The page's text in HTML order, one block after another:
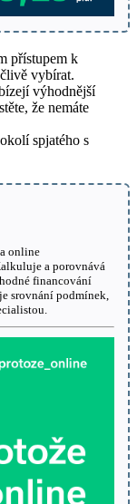
přístupem k
vybírat.
výhodnější
že nemáte
online
a porovnává
financování
srovnání podmínek,